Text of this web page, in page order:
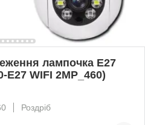
лампочка E27
E27 WIFI 2MP_460)
Роздріб